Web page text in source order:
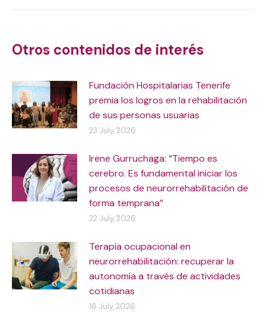
Otros contenidos de interés
Fundación Hospitalarias Tenerife
premia los logros en la rehabilitación
de sus personas usuarias
23 July, 2026
Irene Gurruchaga: “Tiempo es
cerebro. Es fundamental iniciar los
procesos de neurorrehabilitación de
forma temprana”
22 July, 2026
Terapia ocupacional en
neurorrehabilitación: recuperar la
autonomía a través de actividades
cotidianas
16 July, 2026